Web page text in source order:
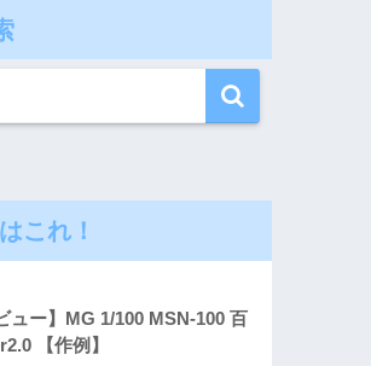
これ！
ュー】MG 1/100 MSN-100 百
【作例】